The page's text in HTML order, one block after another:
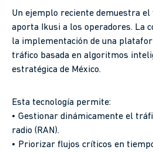
Un ejemplo reciente demuestra
aporta Ikusi a los operadores. La
la implementación de una
tráfico basada en algoritmos
estratégica de México.
Esta tecnología permite:
• Gestionar dinámicamente el
radio (RAN).
• Priorizar flujos críticos en